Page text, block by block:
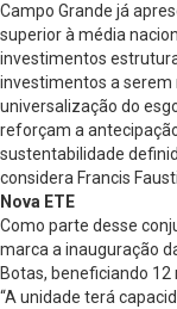
Campo Grande já
superior à média
investimentos
investimentos a serem
universalização do
reforçam a
sustentabilidade
considera Francis
Nova ETE
Como parte desse
marca a inauguração
Botas, beneficiando 12
“A unidade terá